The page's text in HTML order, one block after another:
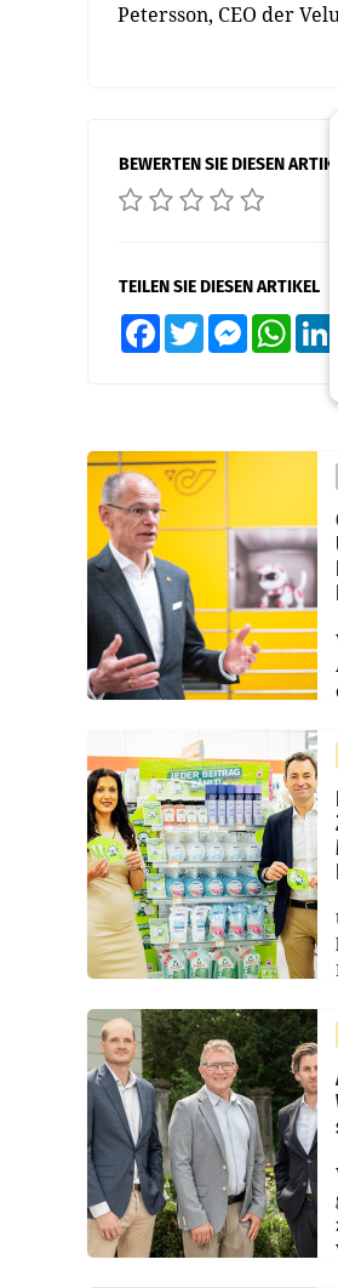
Petersson, CEO der
BEWERTEN SIE DIESEN
TEILEN SIE DIESEN ARTIKEL
FacebookTwitter Messenger